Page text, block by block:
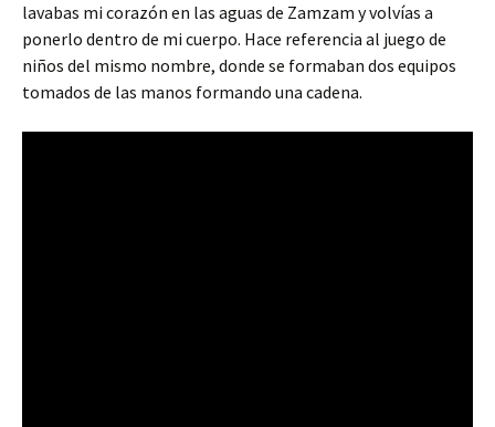
lavabas mi corazón en las aguas de Zamzam y volvías a
ponerlo dentro de mi cuerpo. Hace referencia al juego de
niños del mismo nombre, donde se formaban dos equipos
tomados de las manos formando una cadena.